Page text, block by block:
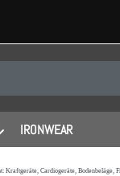
Sie tippen,
IRONWEAR
Cardiogeräte,